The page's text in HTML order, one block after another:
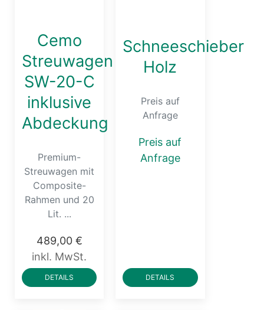
Cemo
Streuwagen
SW-20-C
inklusive
Abdeckung
Premium-
Streuwagen mit
Composite-
Rahmen und 20
Lit. ...
489,00 €
inkl. MwSt.
DETAILS
Schneeschieber
Holz
Preis auf
Anfrage
Preis auf
Anfrage
DETAILS